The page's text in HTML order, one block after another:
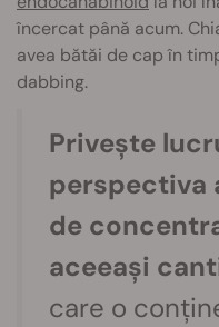
încercat până acum.
avea bătăi de cap în
dabbing.
Privește
perspectiva
de
aceeași
care o